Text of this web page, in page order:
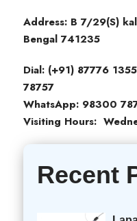
Address: B 7/29(S)
Bengal 741235
Dial: (+91) 87776
78757
WhatsApp: 98300
Visiting Hours:
Recent